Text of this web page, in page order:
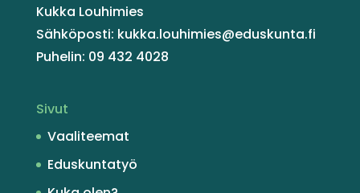
Kukka Louhimies
Sähköposti: kukka.louhimies@eduskunta.fi
Puhelin: 09 432 4028
Sivut
Vaaliteemat
Eduskuntatyö